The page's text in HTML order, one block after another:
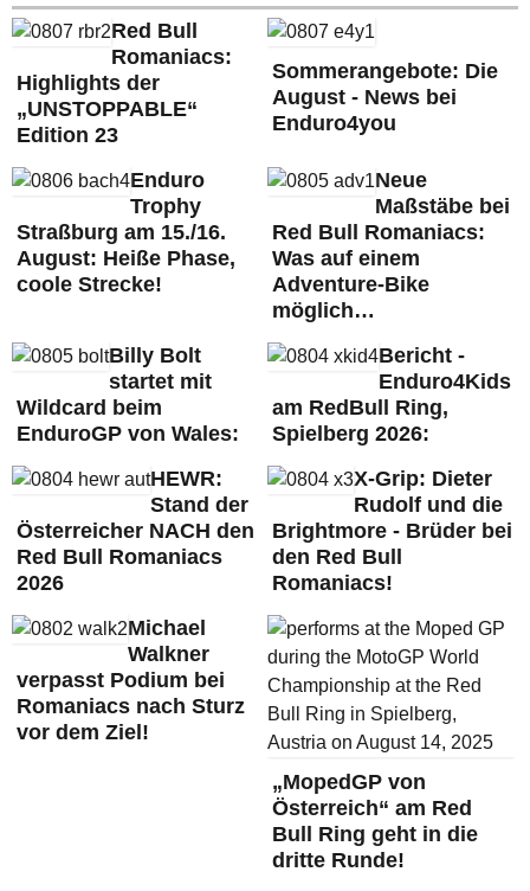
Red Bull
Romaniacs:
Highlights der
„UNSTOPPABLE“
Edition 23
Sommerangebote: Die
August - News bei
Enduro4you
Enduro
Trophy
Straßburg am 15./16.
August: Heiße Phase,
coole Strecke!
Neue
Maßstäbe bei
Red Bull Romaniacs:
Was auf einem
Adventure-Bike
möglich…
Billy Bolt
startet mit
Wildcard beim
EnduroGP von Wales:
Bericht -
Enduro4Kids
am RedBull Ring,
Spielberg 2026:
HEWR:
Stand der
Österreicher NACH den
Red Bull Romaniacs
2026
X-Grip: Dieter
Rudolf und die
Brightmore - Brüder bei
den Red Bull
Romaniacs!
Michael
Walkner
verpasst Podium bei
Romaniacs nach Sturz
vor dem Ziel!
„MopedGP von
Österreich“ am Red
Bull Ring geht in die
dritte Runde!